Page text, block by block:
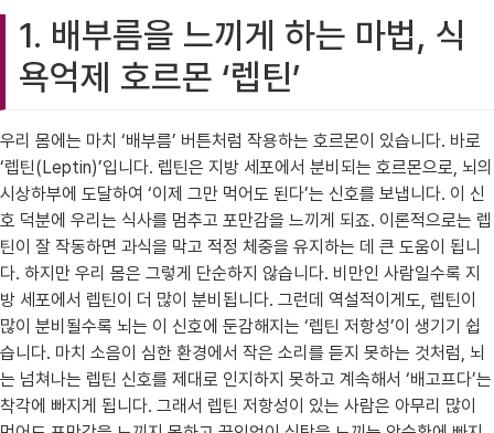
1. 배부름을 느끼게 하는 마법, 식
욕억제 호르몬 ‘렙틴’
우리 몸에는 마치 ‘배부름’ 버튼처럼 작용하는 호르몬이 있습니다. 바로
‘렙틴(Leptin)’입니다. 렙틴은 지방 세포에서 분비되는 호르몬으로, 뇌의
시상하부에 도달하여 ‘이제 그만 먹어도 된다’는 신호를 보냅니다. 이 신
호 덕분에 우리는 식사를 멈추고 포만감을 느끼게 되죠. 이론적으로는 렙
틴이 잘 작동하면 과식을 막고 적정 체중을 유지하는 데 큰 도움이 됩니
다. 하지만 우리 몸은 그렇게 단순하지 않습니다. 비만인 사람일수록 지
방 세포에서 렙틴이 더 많이 분비됩니다. 그런데 역설적이게도, 렙틴이
많이 분비될수록 뇌는 이 신호에 둔감해지는 ‘렙틴 저항성’이 생기기 쉽
습니다. 마치 소음이 심한 환경에서 작은 소리를 듣지 못하는 것처럼, 뇌
는 넘쳐나는 렙틴 신호를 제대로 인지하지 못하고 계속해서 ‘배고프다’는
착각에 빠지게 됩니다. 그래서 렙틴 저항성이 있는 사람은 아무리 많이